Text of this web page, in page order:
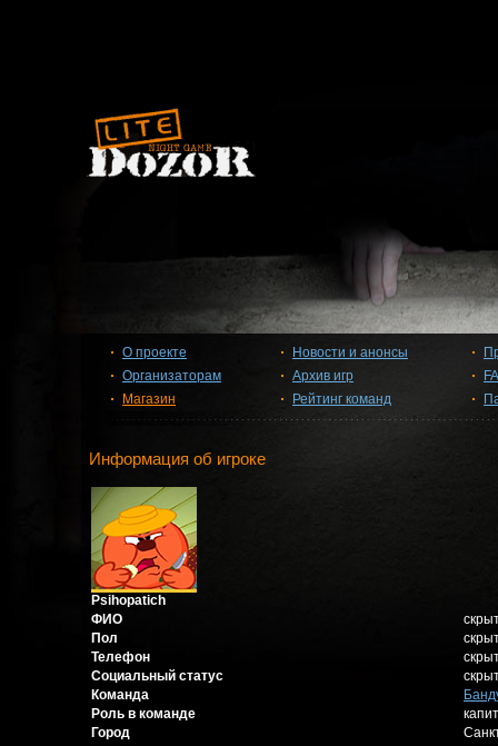
О проекте
Организаторам
Магазин
Новости и анонсы
Архив игр
Рейтинг команд
Информация об игроке
Psihopatich
ФИО
Пол
Телефон
Социальный статус
Команда
Роль в команде
Город